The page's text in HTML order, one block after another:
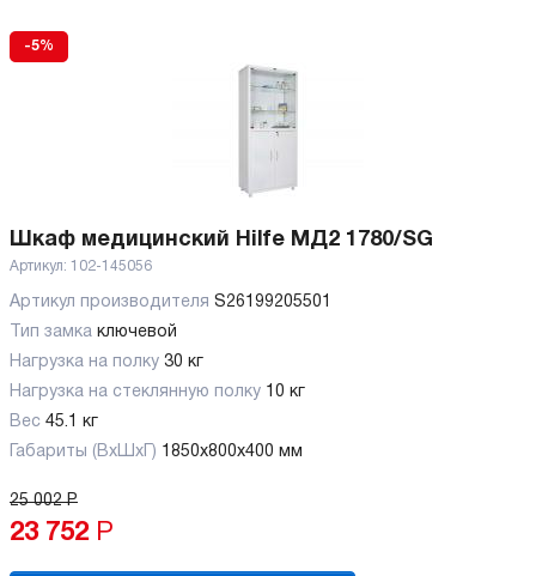
-5%
Шкаф медицинский Hilfe МД2 1780/SG
Артикул: 102-145056
Артикул производителя S26199205501
Тип замка ключевой
Нагрузка на полку 30 кг
Нагрузка на стеклянную полку 10 кг
Вес 45.1 кг
Габариты (ВхШхГ) 1850x800x400 мм
25 002 Р
23 752 Р